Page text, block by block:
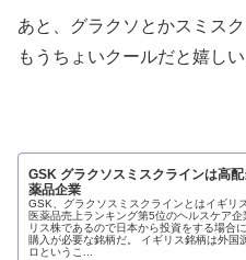
あと、グラクソとかスミス
もうちょいクールだと嬉しい
GSK グラクソスミスクラインは高
薬品企業
GSK、グラクソスミスクラインとはイギリ
医薬品売上ランキング第5位のヘルスケア企
リス株であるので日本から投資をする場合
購入が必要な銘柄だ。 イギリス銘柄は外国
ロというこ...